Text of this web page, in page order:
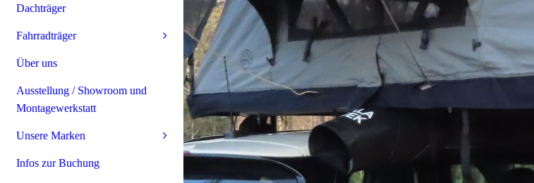
Dachträger
Fahrradträger
Über uns
Ausstellung / Showroom und
Montagewerkstatt
Unsere Marken
Infos zur Buchung